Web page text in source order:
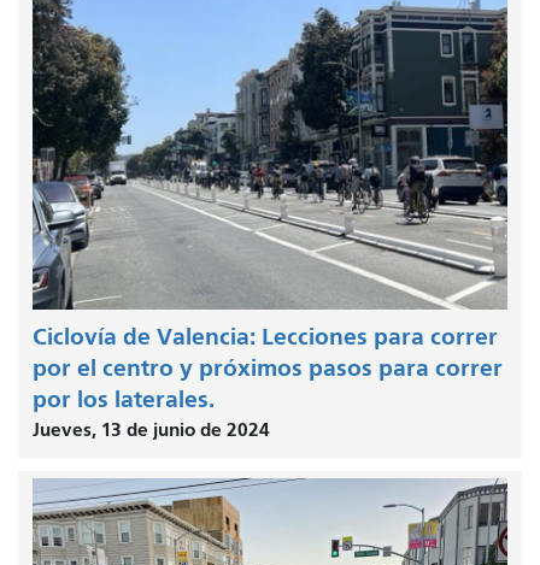
Ciclovía de Valencia: Lecciones para correr
por el centro y próximos pasos para correr
por los laterales.
Jueves, 13 de junio de 2024